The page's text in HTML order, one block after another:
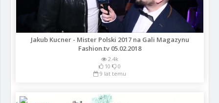
Jakub Kucner - Mister Polski 2017 na Gali Magazynu
Fashion.tv 05.02.2018
2.4k
10
0
9 lat temu